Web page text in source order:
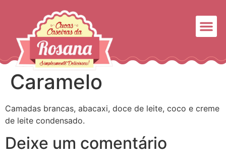
Caramelo
Camadas brancas, abacaxi, doce de leite, coco e creme
de leite condensado.
Deixe um comentário